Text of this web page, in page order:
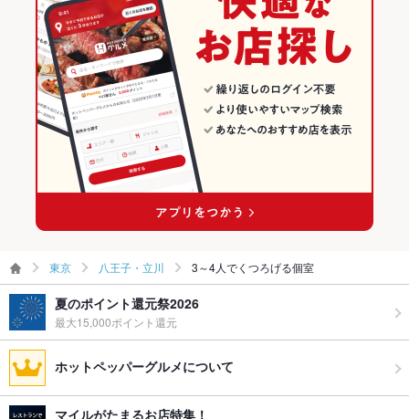
東京 八王子・立川 3～4人でくつろげる個室
夏のポイント還元祭2026
最大15,000ポイント還元
ホットペッパーグルメについて
マイルがたまるお店特集！